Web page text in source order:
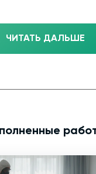
ЧИТАТЬ ДАЛЬШЕ